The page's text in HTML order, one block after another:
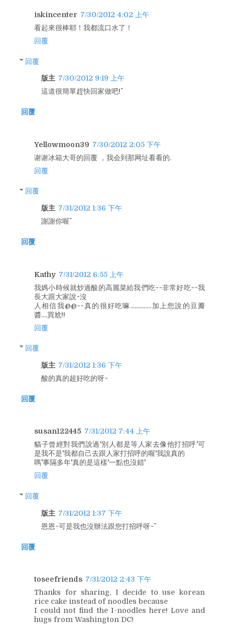
iskincenter 7/30/2012 4:02 上午
看起來很棒耶！我都流口水了！
回覆
回覆
版主 7/30/2012 9:19 上午
這道很簡單趕快回家做吧!^^
回覆
Yellowmoon39 7/30/2012 2:05 下午
谢谢冰箱大哥的回覆 ，我会到那网址看看的.
回覆
回覆
版主 7/31/2012 1:36 下午
謝謝你喔^^
回覆
Kathy 7/31/2012 6:55 上午
我媽小時候就炒過酸的高麗菜給我們吃~~非常好吃~~我
長大跟大家說~沒
人相信我@@~~真的很好吃嘛..............加上您說的豆瓣
醬....買尬!!
回覆
回覆
版主 7/31/2012 1:36 下午
酸的真的超好吃的呀~
回覆
susan122445 7/31/2012 7:44 上午
貓子曾經對我們說過'別人都是等人家去像他打招呼'可
是我不是'我都自己去跟人家打招呼的喔'我說真的
嗎'事隔多年'真的是這樣'一點也沒錯'
回覆
回覆
版主 7/31/2012 1:37 下午
恩恩~可是我也沒辦法跟您打招呼呀~^^
回覆
toseefriends 7/31/2012 2:43 下午
Thanks for sharing, I decide to use korean
rice cake instead of noodles because
I could not find the I-noodles here! Love and
hugs from Washington DC!